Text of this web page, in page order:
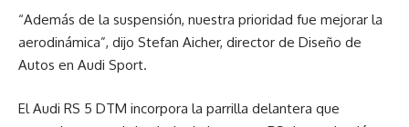
“Además de la suspensión, nuestra prioridad fue mejorar la
aerodinámica”, dijo Stefan Aicher, director de Diseño de
Autos en Audi Sport.
El Audi RS 5 DTM incorpora la parrilla delantera que